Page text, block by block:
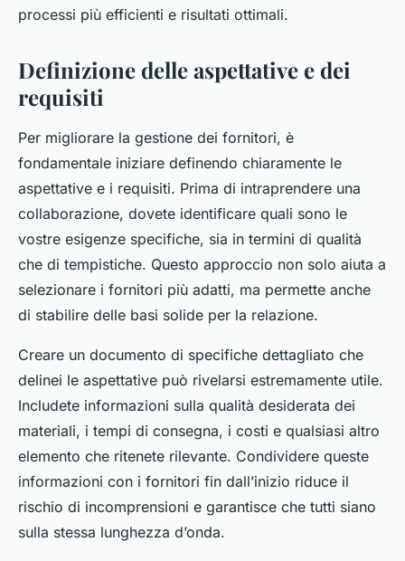
processi più efficienti e risultati ottimali.
Definizione delle aspettative e dei
requisiti
Per migliorare la gestione dei fornitori, è
fondamentale iniziare definendo chiaramente le
aspettative e i requisiti. Prima di intraprendere una
collaborazione, dovete identificare quali sono le
vostre esigenze specifiche, sia in termini di qualità
che di tempistiche. Questo approccio non solo aiuta a
selezionare i fornitori più adatti, ma permette anche
di stabilire delle basi solide per la relazione.
Creare un documento di specifiche dettagliato che
delinei le aspettative può rivelarsi estremamente utile.
Includete informazioni sulla qualità desiderata dei
materiali, i tempi di consegna, i costi e qualsiasi altro
elemento che ritenete rilevante. Condividere queste
informazioni con i fornitori fin dall’inizio riduce il
rischio di incomprensioni e garantisce che tutti siano
sulla stessa lunghezza d’onda.